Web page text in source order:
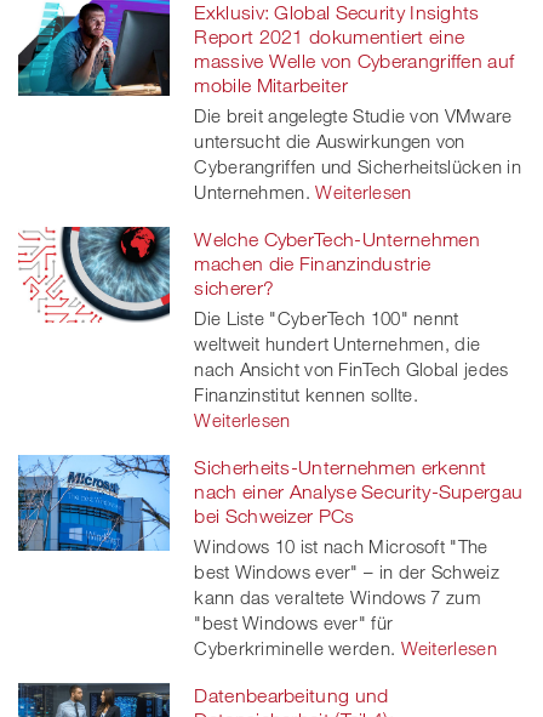
Exklusiv: Global Security Insights
Report 2021 dokumentiert eine
massive Welle von Cyberangriffen auf
mobile Mitarbeiter
Die breit angelegte Studie von VMware
untersucht die Auswirkungen von
Cyberangriffen und Sicherheitslücken in
Unternehmen. Weiterlesen
Welche CyberTech-Unternehmen
machen die Finanzindustrie
sicherer?
Die Liste "CyberTech 100" nennt
weltweit hundert Unternehmen, die
nach Ansicht von FinTech Global jedes
Finanzinstitut kennen sollte.
Weiterlesen
Sicherheits-Unternehmen erkennt
nach einer Analyse Security-Supergau
bei Schweizer PCs
Windows 10 ist nach Microsoft "The
best Windows ever" – in der Schweiz
kann das veraltete Windows 7 zum
"best Windows ever" für
Cyberkriminelle werden. Weiterlesen
Datenbearbeitung und